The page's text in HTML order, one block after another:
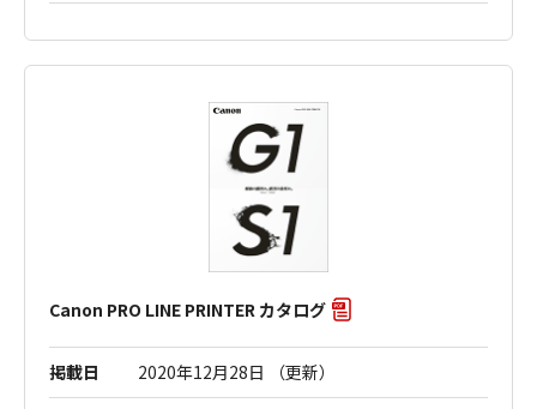
Canon PRO LINE PRINTER カタログ
掲載日 2020年12月28日 （更新）